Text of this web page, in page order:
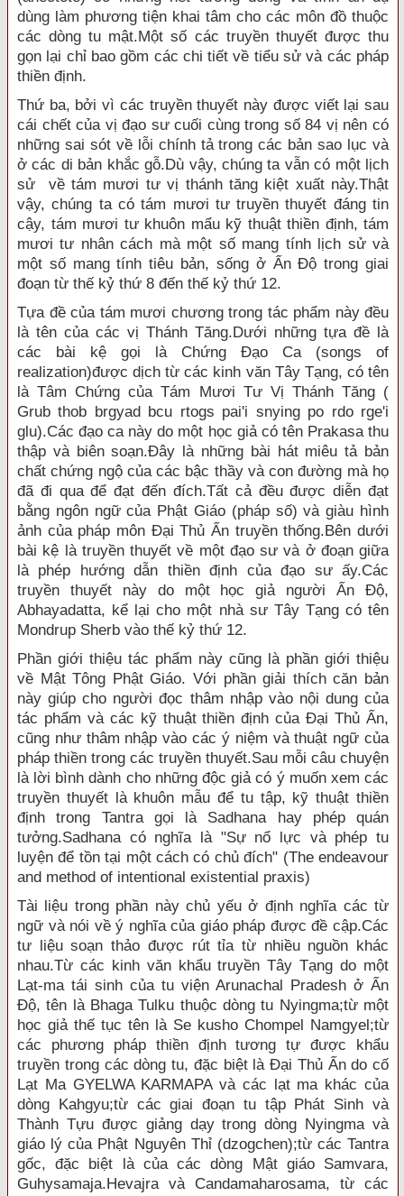
dùng làm phương tiện khai tâm cho các môn đồ thuộc
các dòng tu mật.Một số các truyền thuyết được thu
gọn lại chỉ bao gồm các chi tiết về tiểu sử và các pháp
thiền định.
Thứ ba, bởi vì các truyền thuyết này được viết lại sau
cái chết của vị đạo sư cuối cùng trong số 84 vị nên có
những sai sót về lỗi chính tả trong các bản sao lục và
ở các di bản khắc gỗ.Dù vậy, chúng ta vẫn có một lịch
sử về tám mươi tư vị thánh tăng kiệt xuất này.Thật
vậy, chúng ta có tám mươi tư truyền thuyết đáng tin
cậy, tám mươi tư khuôn mẩu kỹ thuật thiền định, tám
mươi tư nhân cách mà một số mang tính lịch sử và
một số mang tính tiêu bản, sống ở Ấn Ðộ trong giai
đoạn từ thế kỷ thứ 8 đến thế kỷ thứ 12.
Tựa đề của tám mươi chương trong tác phẩm này đều
là tên của các vị Thánh Tăng.Dưới những tựa đề là
các bài kệ gọi là Chứng Ðạo Ca (songs of
realization)được dịch từ các kinh văn Tây Tạng, có tên
là Tâm Chứng của Tám Mươi Tư Vị Thánh Tăng (
Grub thob brgyad bcu rtogs pai'i snying po rdo rge'i
glu).Các đạo ca này do một học giả có tên Prakasa thu
thập và biên soạn.Ðây là những bài hát miêu tả bản
chất chứng ngộ của các bậc thầy và con đường mà họ
đã đi qua để đạt đến đích.Tất cả đều được diễn đạt
bằng ngôn ngữ của Phật Giáo (pháp số) và giàu hình
ảnh của pháp môn Ðại Thủ Ấn truyền thống.Bên dưới
bài kệ là truyền thuyết về một đạo sư và ở đoạn giữa
là phép hướng dẫn thiền định của đạo sư ấy.Các
truyền thuyết này do một học giả người Ấn Ðộ,
Abhayadatta, kể lại cho một nhà sư Tây Tạng có tên
Mondrup Sherb vào thế kỷ thứ 12.
Phần giới thiệu tác phẩm này cũng là phần giới thiệu
về Mật Tông Phật Giáo. Với phần giải thích căn bản
này giúp cho người đọc thâm nhập vào nội dung của
tác phẩm và các kỹ thuật thiền định của Ðại Thủ Ấn,
cũng như thâm nhập vào các ý niệm và thuật ngữ của
pháp thiền trong các truyền thuyết.Sau mỗi câu chuyện
là lời bình dành cho những độc giả có ý muốn xem các
truyền thuyết là khuôn mẫu để tu tập, kỹ thuật thiền
định trong Tantra gọi là Sadhana hay phép quán
tưởng.Sadhana có nghĩa là "Sự nổ lực và phép tu
luyện để tồn tại một cách có chủ đích" (The endeavour
and method of intentional existential praxis)
Tài liệu trong phần này chủ yếu ở định nghĩa các từ
ngữ và nói về ý nghĩa của giáo pháp được đề cập.Các
tư liệu soạn thảo được rút tỉa từ nhiều nguồn khác
nhau.Từ các kinh văn khẩu truyền Tây Tạng do một
Lạt-ma tái sinh của tu viện Arunachal Pradesh ở Ấn
Ðộ, tên là Bhaga Tulku thuộc dòng tu Nyingma;từ một
học giả thế tục tên là Se kusho Chompel Namgyel;từ
các phương pháp thiền định tương tự được khẩu
truyền trong các dòng tu, đặc biệt là Ðại Thủ Ấn do cố
Lạt Ma GYELWA KARMAPA và các lạt ma khác của
dòng Kahgyu;từ các giai đoạn tu tập Phát Sinh và
Thành Tựu được giảng dạy trong dòng Nyingma và
giáo lý của Phật Nguyên Thỉ (dzogchen);từ các Tantra
gốc, đặc biệt là của các dòng Mật giáo Samvara,
Guhysamaja.Hevajra và Candamaharosama, từ các